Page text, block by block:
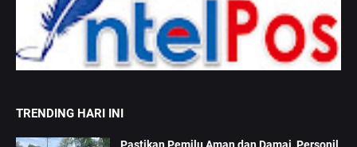
TRENDING HARI INI
Pastikan Pemilu Aman dan Damai, Personil